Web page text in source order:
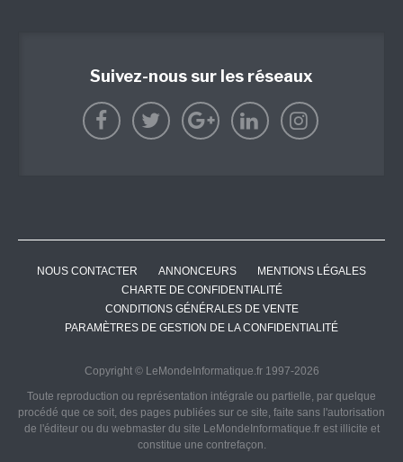
Suivez-nous sur les réseaux
NOUS CONTACTER ANNONCEURS
MENTIONS LÉGALES
CHARTE DE CONFIDENTIALITÉ
CONDITIONS GÉNÉRALES DE VENTE
PARAMÈTRES DE GESTION DE LA CONFIDENTIALITÉ
Copyright © LeMondeInformatique.fr 1997-2026
Toute reproduction ou représentation intégrale ou partielle, par quelque
procédé que ce soit, des pages publiées sur ce site, faite sans l'autorisation
de l'éditeur ou du webmaster du site LeMondeInformatique.fr est illicite et
constitue une contrefaçon.